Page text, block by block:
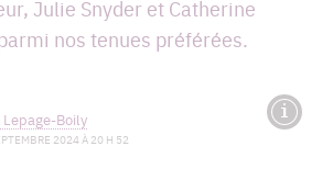
Julie Snyder et Catherine
nos tenues préférées.
Boily
2024 À 20 H 52